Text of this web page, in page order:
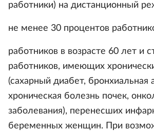
работники) на дистанционный
не менее 30 процентов
работников в возрасте 60 лет и
работников, имеющих
(сахарный диабет, бронхиальная
хроническая болезнь почек,
заболевания), перенесших
беременных женщин. При